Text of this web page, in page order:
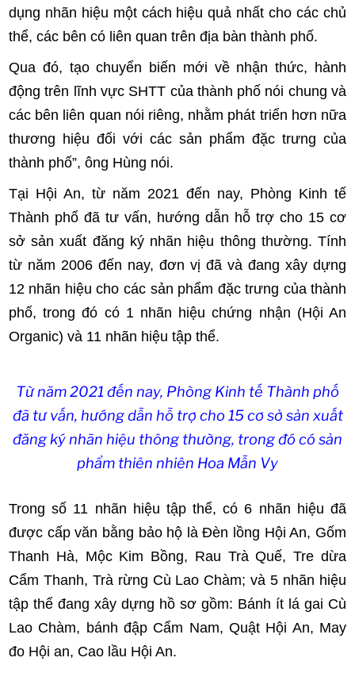
dụng nhãn hiệu một cách hiệu quả nhất cho các chủ
thể, các bên có liên quan trên địa bàn thành phố.
Qua đó, tạo chuyển biến mới về nhận thức, hành
động trên lĩnh vực SHTT của thành phố nói chung và
các bên liên quan nói riêng, nhằm phát triển hơn nữa
thương hiệu đối với các sản phẩm đặc trưng của
thành phố”, ông Hùng nói.
Tại Hội An, từ năm 2021 đến nay, Phòng Kinh tế
Thành phố đã tư vấn, hướng dẫn hỗ trợ cho 15 cơ
sở sản xuất đăng ký nhãn hiệu thông thường. Tính
từ năm 2006 đến nay, đơn vị đã và đang xây dựng
12 nhãn hiệu cho các sản phẩm đặc trưng của thành
phố, trong đó có 1 nhãn hiệu chứng nhận (Hội An
Organic) và 11 nhãn hiệu tập thể.
Từ năm 2021 đến nay, Phòng Kinh tế Thành phố
đã tư vấn, hướng dẫn hỗ trợ cho 15 cơ sở sản xuất
đăng ký nhãn hiệu thông thường, trong đó có sản
phẩm thiên nhiên Hoa Mẫn Vy
Trong số 11 nhãn hiệu tập thể, có 6 nhãn hiệu đã
được cấp văn bằng bảo hộ là Đèn lồng Hội An, Gốm
Thanh Hà, Mộc Kim Bồng, Rau Trà Quế, Tre dừa
Cẩm Thanh, Trà rừng Cù Lao Chàm; và 5 nhãn hiệu
tập thể đang xây dựng hồ sơ gồm: Bánh ít lá gai Cù
Lao Chàm, bánh đập Cẩm Nam, Quật Hội An, May
đo Hội an, Cao lầu Hội An.